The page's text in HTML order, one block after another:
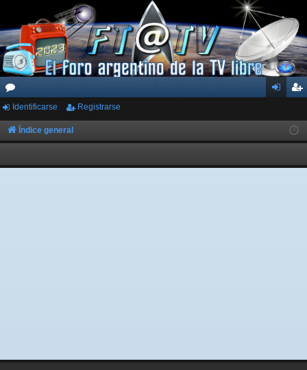
or
os
ar
ist
rs
Identificarse Registrarse
Índice general